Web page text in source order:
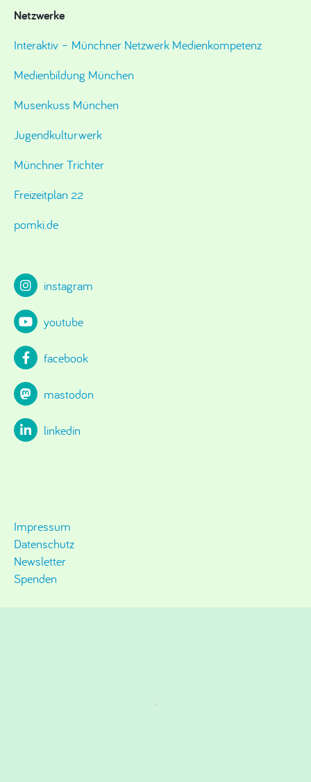
Netzwerke
Interaktiv – Münchner Netzwerk Medienkompetenz
Medienbildung München
Musenkuss München
Jugendkulturwerk
Münchner Trichter
Freizeitplan 22
pomki.de
instagram
youtube
facebook
mastodon
linkedin
Impressum
Datenschutz
Newsletter
Spenden